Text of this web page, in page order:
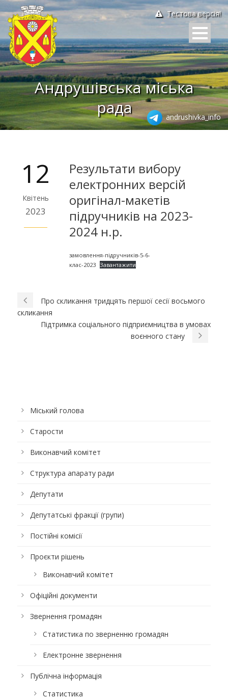
Тестова версія!
Андрушівська міська
рада
andrushivka_info
12
Квітень
2023
Результати вибору
електронних версій
оригінал-макетів
підручників на 2023-
2024 н.р.
замовлення-підручників-5-6-
клас-2023 Завантажити
Про скликання тридцять першої сесії восьмого
скликання
Підтримка соціального підприємництва в умовах
воєнного стану
Міський голова
Старости
Виконавчий комітет
Структура апарату ради
Депутати
Депутатські фракції (групи)
Постійні комісії
Проєкти рішень
Виконавчий комітет
Офіційні документи
Звернення громадян
Статистика по зверненню громадян
Електронне звернення
Публічна інформація
Статистика